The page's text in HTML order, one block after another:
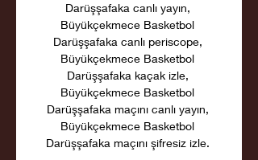
Darüşşafaka canlı yayın,
Büyükçekmece Basketbol
Darüşşafaka canlı periscope,
Büyükçekmece Basketbol
Darüşşafaka kaçak izle,
Büyükçekmece Basketbol
Darüşşafaka maçını canlı yayın,
Büyükçekmece Basketbol
Darüşşafaka maçını şifresiz izle.